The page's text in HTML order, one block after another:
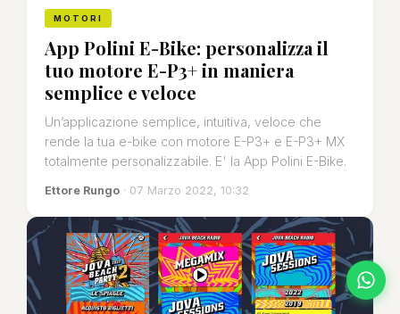
MOTORI
App Polini E-Bike: personalizza il
tuo motore E-P3+ in maniera
semplice e veloce
Un’applicazione semplice, intuitiva, veloce che
rende la tua e-bike con motore E-P3+ e E-P3+ MX
totalmente personalizzabile. E' la App Polini E-Bike.
Ettore Rungo · 07 Marzo 2022, 10:32